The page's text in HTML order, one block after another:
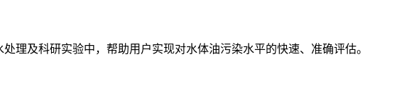
理及科研实验中，帮助用户实现对水体油污染水平的快速、准确评估。